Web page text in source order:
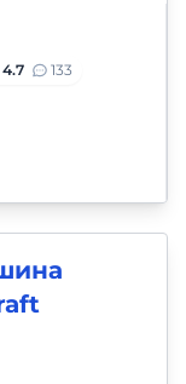
4.7 133